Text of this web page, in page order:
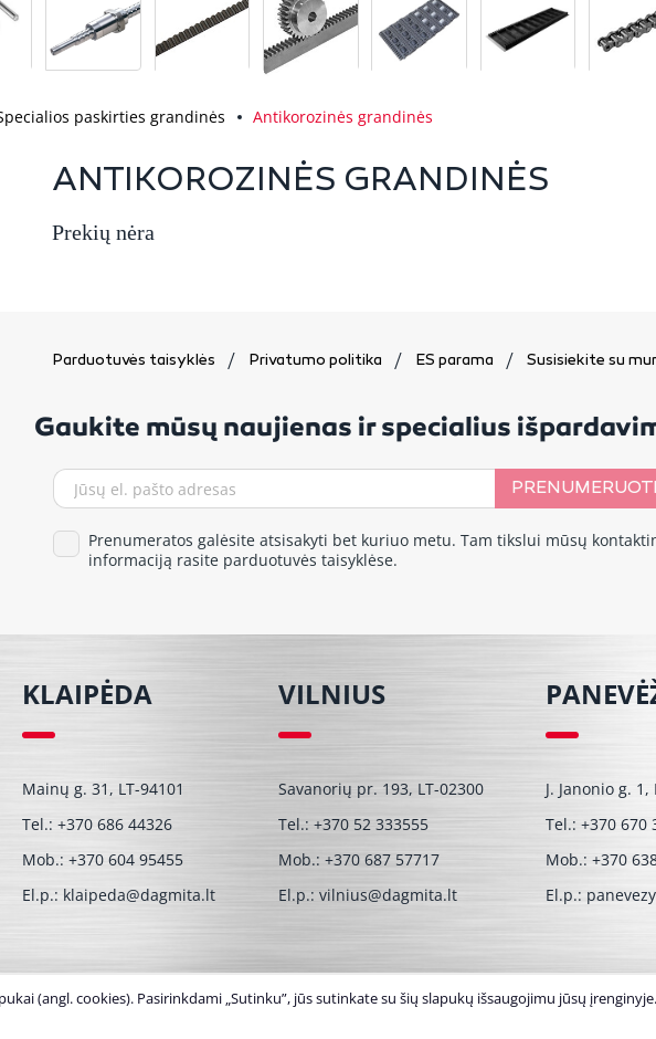
paskirties grandinės Antikorozinės grandinės
ANTIKOROZINĖS GRANDINĖS
Prekių nėra
Parduotuvės taisyklės Privatumo politika ES parama Susisiekite su
Gaukite mūsų naujienas ir specialius
PRENUMERUOTI
Prenumeratos galėsite atsisakyti bet kuriuo metu. Tam tikslui mūsų
informaciją rasite parduotuvės taisyklėse.
KLAIPĖDA
Mainų g. 31, LT-94101
Tel.:+370 686 44326
Mob.:+370 604 95455
El.p.: klaipeda@dagmita.lt
VILNIUS
Savanorių pr. 193, LT-02300
Tel.: +370 52 333555
Mob.: +370 687 57717
El.p.: vilnius@dagmita.lt
J. Janonio g. 1,
Tel.: +370 670
Mob.: +370
El.p.:
(angl. cookies). Pasirinkdami „Sutinku”, jūs sutinkate su šių slapukų išsaugojimu jūsų įrenginyje.